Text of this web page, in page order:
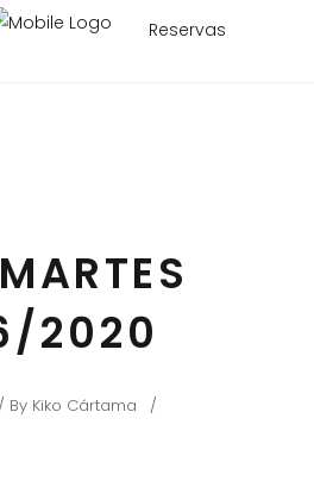
Reservas
2020
By Kiko Cártama